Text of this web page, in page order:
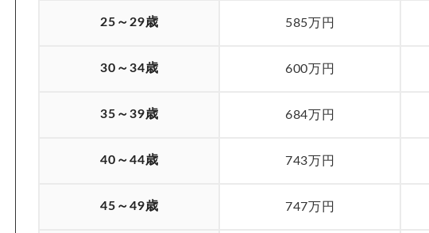
25～29歳 585万円
30～34歳 600万円
35～39歳 684万円
40～44歳 743万円
45～49歳 747万円